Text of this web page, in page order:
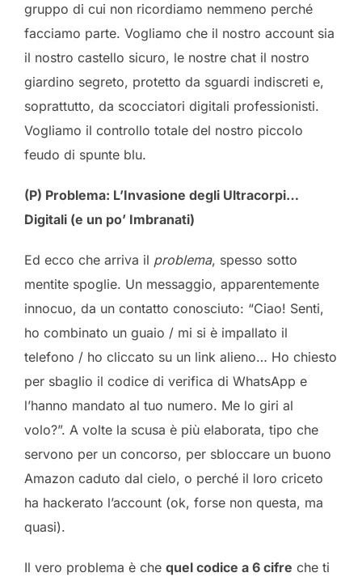
gruppo di cui non ricordiamo nemmeno perché
facciamo parte. Vogliamo che il nostro account sia
il nostro castello sicuro, le nostre chat il nostro
giardino segreto, protetto da sguardi indiscreti e,
soprattutto, da scocciatori digitali professionisti.
Vogliamo il controllo totale del nostro piccolo
feudo di spunte blu.
(P) Problema: L’Invasione degli Ultracorpi…
Digitali (e un po’ Imbranati)
Ed ecco che arriva il problema, spesso sotto
mentite spoglie. Un messaggio, apparentemente
innocuo, da un contatto conosciuto: “Ciao! Senti,
ho combinato un guaio / mi si è impallato il
telefono / ho cliccato su un link alieno… Ho chiesto
per sbaglio il codice di verifica di WhatsApp e
l’hanno mandato al tuo numero. Me lo giri al
volo?”. A volte la scusa è più elaborata, tipo che
servono per un concorso, per sbloccare un buono
Amazon caduto dal cielo, o perché il loro criceto
ha hackerato l’account (ok, forse non questa, ma
quasi).
Il vero problema è che quel codice a 6 cifre che ti